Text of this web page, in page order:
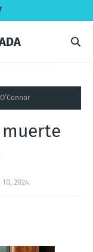
muerte
2024